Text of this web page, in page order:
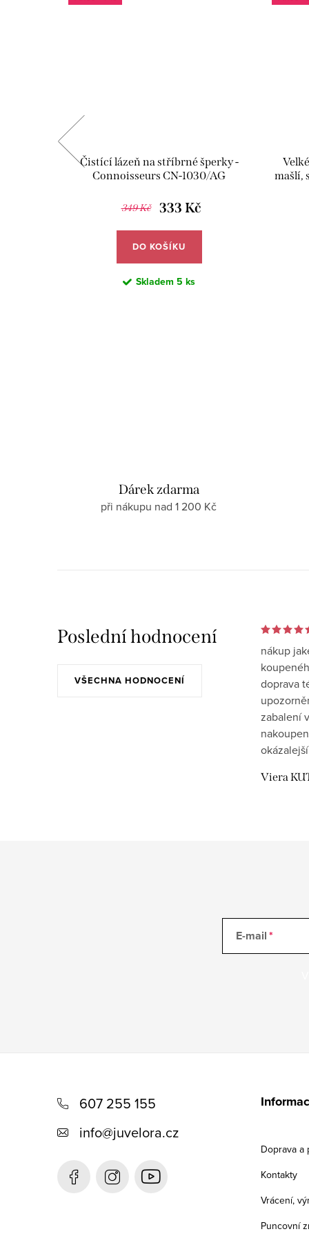
Čistící lázeň na stříbrné šperky -
Connoisseurs CN-1030/AG
349 Kč 333 Kč
DO KOŠÍKU
Skladem 5 ks
mašlí,
Dárek zdarma
při nákupu nad 1 200 Kč
Poslední hodnocení
VŠECHNA HODNOCENÍ
nákup
doprava
zabalení
okázalejší
Viera
E-mail
607 255 155
info@juvelora.cz
Doprava a
Kontakty
Vrácení,
Puncovní